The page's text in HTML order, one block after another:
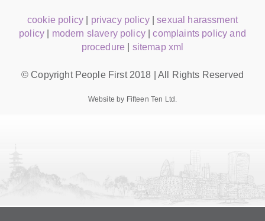
cookie policy privacy policy|sexual harassment
policy
modern slavery policy|complaints policy and
procedure
sitemap xml
© Copyright People First 2018 | All Rights Reserved
Website by Fifteen Ten Ltd.